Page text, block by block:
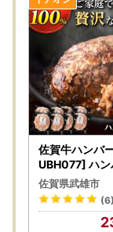
ついて】
ご入金確認後2
【ワンストップ
〒843-8639 佐
武雄市役所企画
■オンラインワ
マイナンバーカ
でございます。
→https://
佐賀牛ハンバ
UBH077] ハン
100%
佐賀県武雄市
(6)